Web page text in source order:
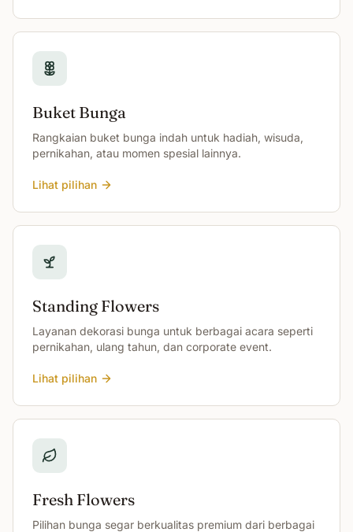
Buket Bunga
Rangkaian buket bunga indah untuk hadiah, wisuda,
pernikahan, atau momen spesial lainnya.
Lihat pilihan
Standing Flowers
Layanan dekorasi bunga untuk berbagai acara seperti
pernikahan, ulang tahun, dan corporate event.
Lihat pilihan
Fresh Flowers
Pilihan bunga segar berkualitas premium dari berbagai